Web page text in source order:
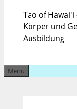
Tao of Hawai'i
Körper und
Ausbildung
Menü